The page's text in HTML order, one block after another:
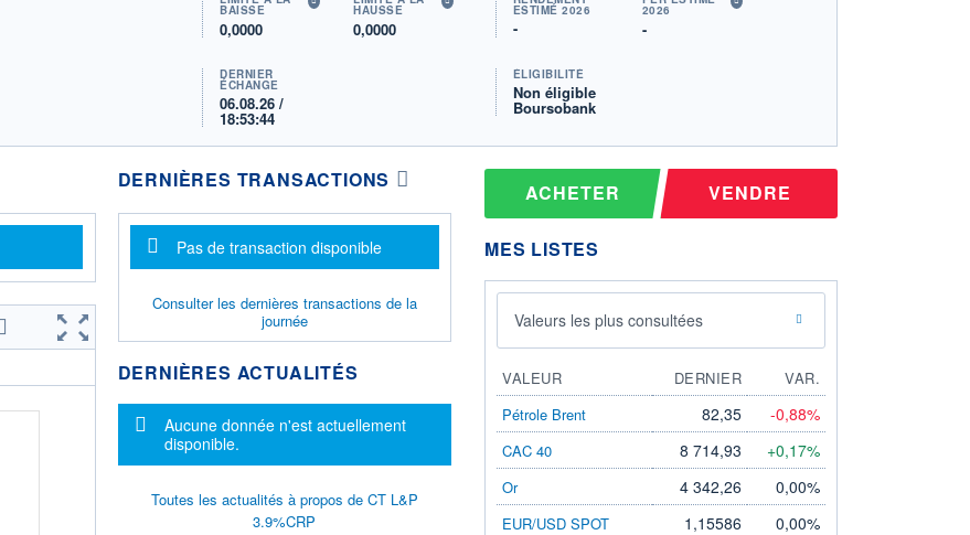
BAISSE
0,0000
HAUSSE
0,0000
ESTIMÉ 2026
-
2026
-
DERNIER
ÉCHANGE
06.08.26 /
18:53:44
ÉLIGIBILITÉ
Non éligible
Boursobank
DERNIÈRES TRANSACTIONS
Message d'information
Pas de transaction disponible
Consulter les dernières transactions de la
journée
DERNIÈRES ACTUALITÉS
Message d'information
Aucune donnée n'est actuellement
disponible.
Toutes les actualités à propos de CT L&P
3.9%CRP
ACHETER VENDRE
MES LISTES
Valeurs les plus consultées
VALEUR DERNIER
VAR.
Pétrole Brent
82,35 -0,88%
CAC 40 8 714,93 +0,17%
Or 4 342,26 0,00%
EUR/USD SPOT 1,15586 0,00%